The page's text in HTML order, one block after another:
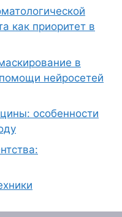
как приоритет в
в
нейросетей
особенности